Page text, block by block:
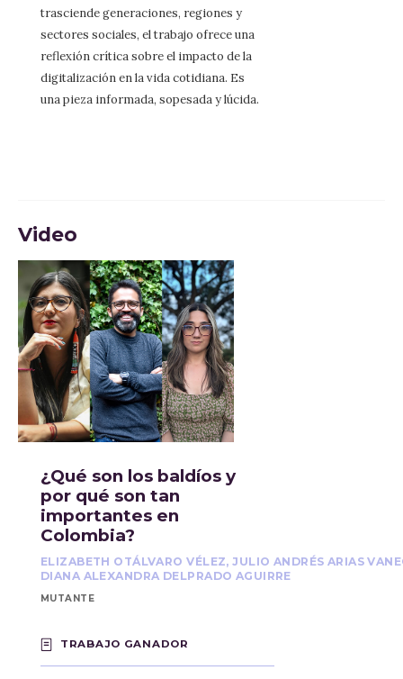
trasciende generaciones, regiones y
sectores sociales, el trabajo ofrece una
reflexión crítica sobre el impacto de la
digitalización en la vida cotidiana. Es
una pieza informada, sopesada y lúcida.
Video
¿Qué son los baldíos y
por qué son tan
importantes en
Colombia?
ELIZABETH OTÁLVARO VÉLEZ, JULIO ANDRÉS ARIAS
DIANA ALEXANDRA DELPRADO AGUIRRE
MUTANTE
TRABAJO GANADOR